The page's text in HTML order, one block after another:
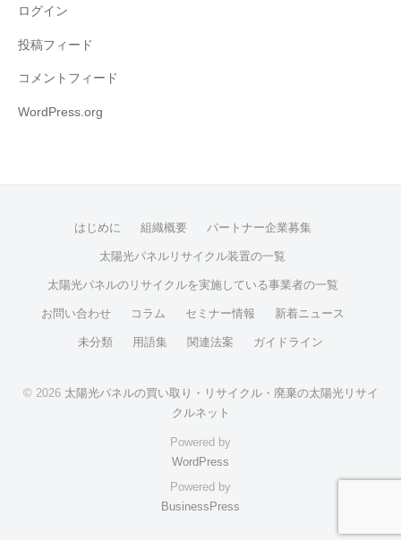
ログイン
投稿フィード
コメントフィード
WordPress.org
はじめに 組織概要 パートナー企業募集
太陽光パネルリサイクル装置の一覧
太陽光パネルのリサイクルを実施している事業者の一覧
お問い合わせ コラム セミナー情報 新着ニュース
未分類 用語集 関連法案 ガイドライン
© 2026 太陽光パネルの買い取り・リサイクル・廃棄の太陽光リサイ
クルネット
Powered by
WordPress
Powered by
BusinessPress